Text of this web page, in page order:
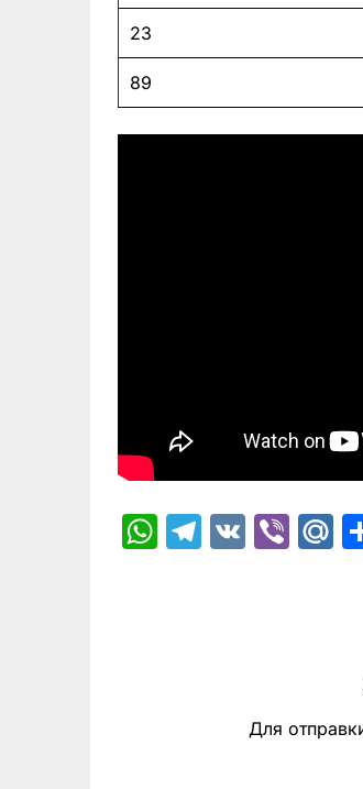
23
89
WhatsApp
Telegram
VK
Для